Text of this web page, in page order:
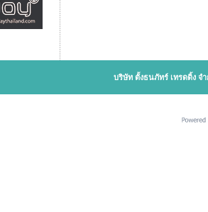
บริษัท ตั้งธนภัทร์ เทรดดิ้ง จำ